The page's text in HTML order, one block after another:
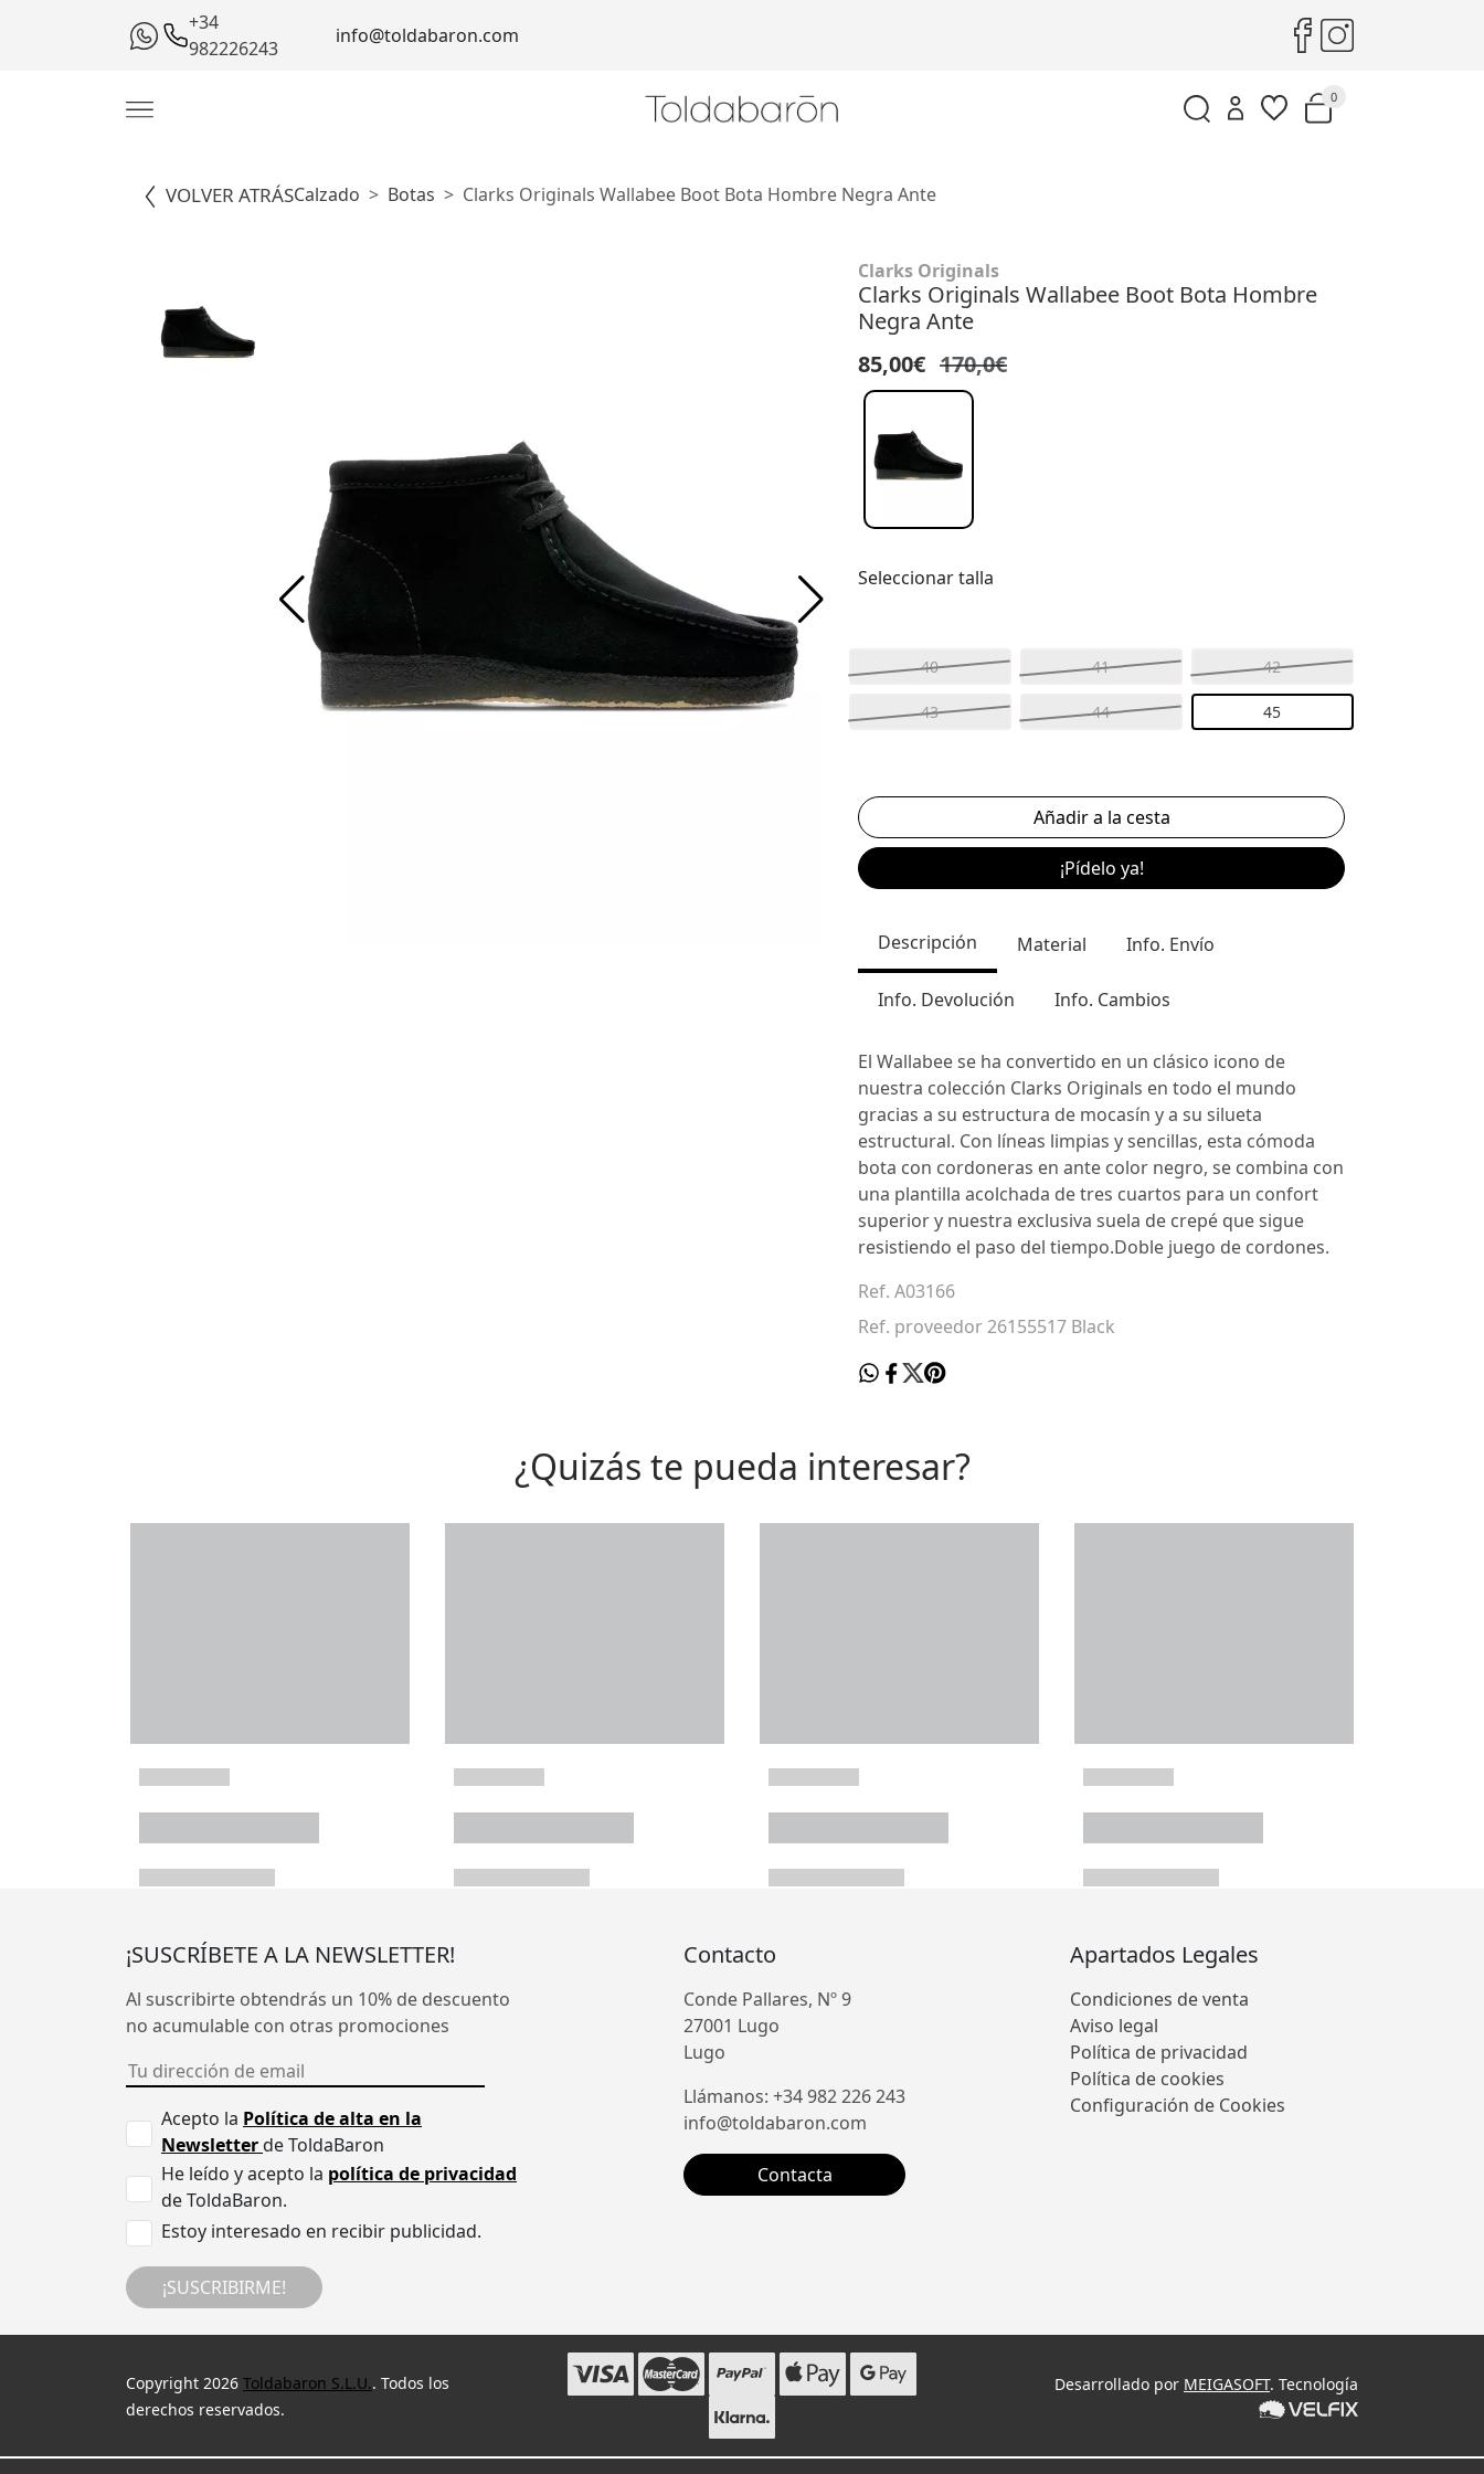
+34
982226243
info@toldabaron.com
0
VOLVER ATRÁSCalzado Botas Clarks Originals Wallabee Boot Bota Hombre Negra Ante
Clarks Originals
Clarks Originals Wallabee Boot Bota Hombre
Negra Ante
85,00€ 170,0€
Seleccionar talla
40 41 42
43 44 45
¡Pídelo ya!
Descripción Material Info. Envío
Info. Devolución Info. Cambios
El Wallabee se ha convertido en un clásico icono de
nuestra colección Clarks Originals en todo el mundo
gracias a su estructura de mocasín y a su silueta
estructural. Con líneas limpias y sencillas, esta cómoda
bota con cordoneras en ante color negro, se combina con
una plantilla acolchada de tres cuartos para un confort
superior y nuestra exclusiva suela de crepé que sigue
resistiendo el paso del tiempo.Doble juego de cordones.
Ref. A03166
Ref. proveedor 26155517 Black
¿Quizás te pueda interesar?
¡SUSCRÍBETE A LA NEWSLETTER!
Al suscribirte obtendrás un 10% de descuento
no acumulable con otras promociones
Acepto la Política de alta en la
Newsletterde ToldaBaron
He leído y acepto la política de privacidad
de ToldaBaron.
Estoy interesado en recibir publicidad.
¡SUSCRIBIRME!
Contacto
Conde Pallares, Nº 9
27001 Lugo
Lugo
Llámanos: +34 982 226 243
info@toldabaron.com
Contacta
Apartados Legales
Condiciones de venta
Aviso legal
Política de privacidad
Política de cookies
Configuración de Cookies
Copyright 2026 Toldabaron S.L.U.. Todos los
derechos reservados.
Desarrollado por MEIGASOFT. Tecnología